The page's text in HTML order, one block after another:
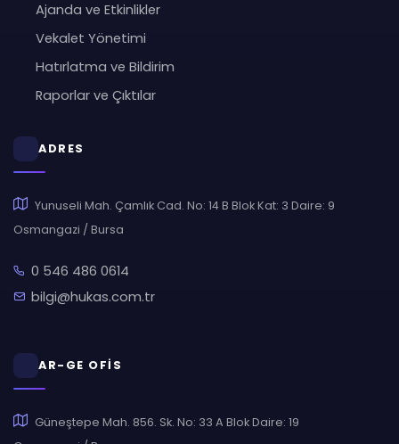
Ajanda ve Etkinlikler
Vekalet Yönetimi
Hatırlatma ve Bildirim
Raporlar ve Çıktılar
ADRES
Yunuseli Mah. Çamlık Cad. No: 14 B Blok Kat: 3 Daire: 9
Osmangazi / Bursa
0 546 486 0614
bilgi@hukas.com.tr
AR-GE OFİS
Güneştepe Mah. 856. Sk. No: 33 A Blok Daire: 19